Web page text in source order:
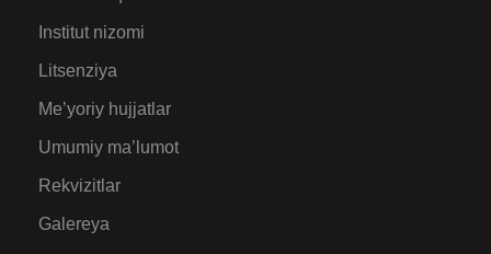
Institut nizomi
Litsenziya
Me’yoriy hujjatlar
Umumiy ma’lumot
Rekvizitlar
Galereya